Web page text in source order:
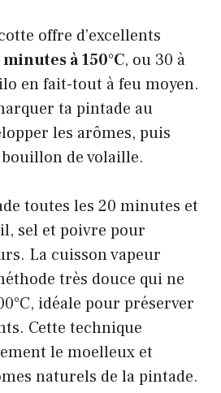
offre d’excellents
à 150°C, ou 30 à
en fait-tout à feu moyen.
ta pintade au
les arômes, puis
de volaille.
toutes les 20 minutes et
sel et poivre pour
La cuisson vapeur
très douce qui ne
idéale pour préserver
Cette technique
le moelleux et
naturels de la pintade.